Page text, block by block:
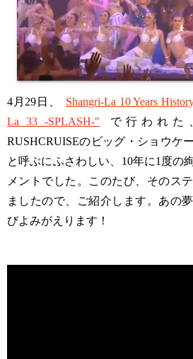
4月29日、
Shangri-La 10 Years
La 33 -SPLASH-"
で行われた
RUSHCRUISEのビッグ・ショウ
と呼ぶにふさわしい、10年に1度の
メントでした。このたび、そのス
ましたので、ご紹介します。あの
びよみがえります！